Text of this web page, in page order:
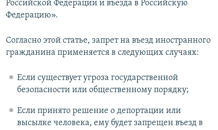
Российской Федерации и въезда в Российскую
Федерацию».
Согласно этой статье, запрет на въезд иностранного
гражданина применяется в следующих случаях:
Если существует угроза государственной
безопасности или общественному порядку;
Если принято решение о депортации или
высылке человека, ему будет запрещен въезд в